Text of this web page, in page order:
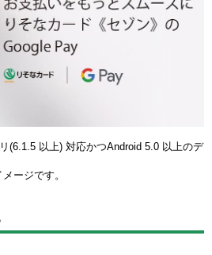
(6.1.5 以上) 対応かつAndroid 5.0 以上のデ
ージです。